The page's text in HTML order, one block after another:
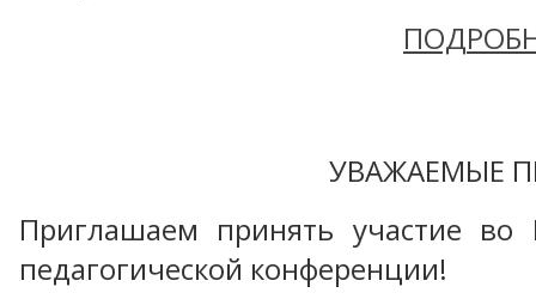
УВАЖАЕМЫЕ
Приглашаем принять участие во
педагогической конференции!